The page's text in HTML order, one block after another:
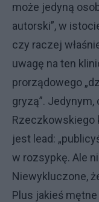
może jedyną
autorski”, w
czy raczej
uwagę na ten
prorządowego
gryzą”.
Rzeczkowskiego
jest lead:
w rozsypkę. Ale
Niewykluczone,
Plus jakieś